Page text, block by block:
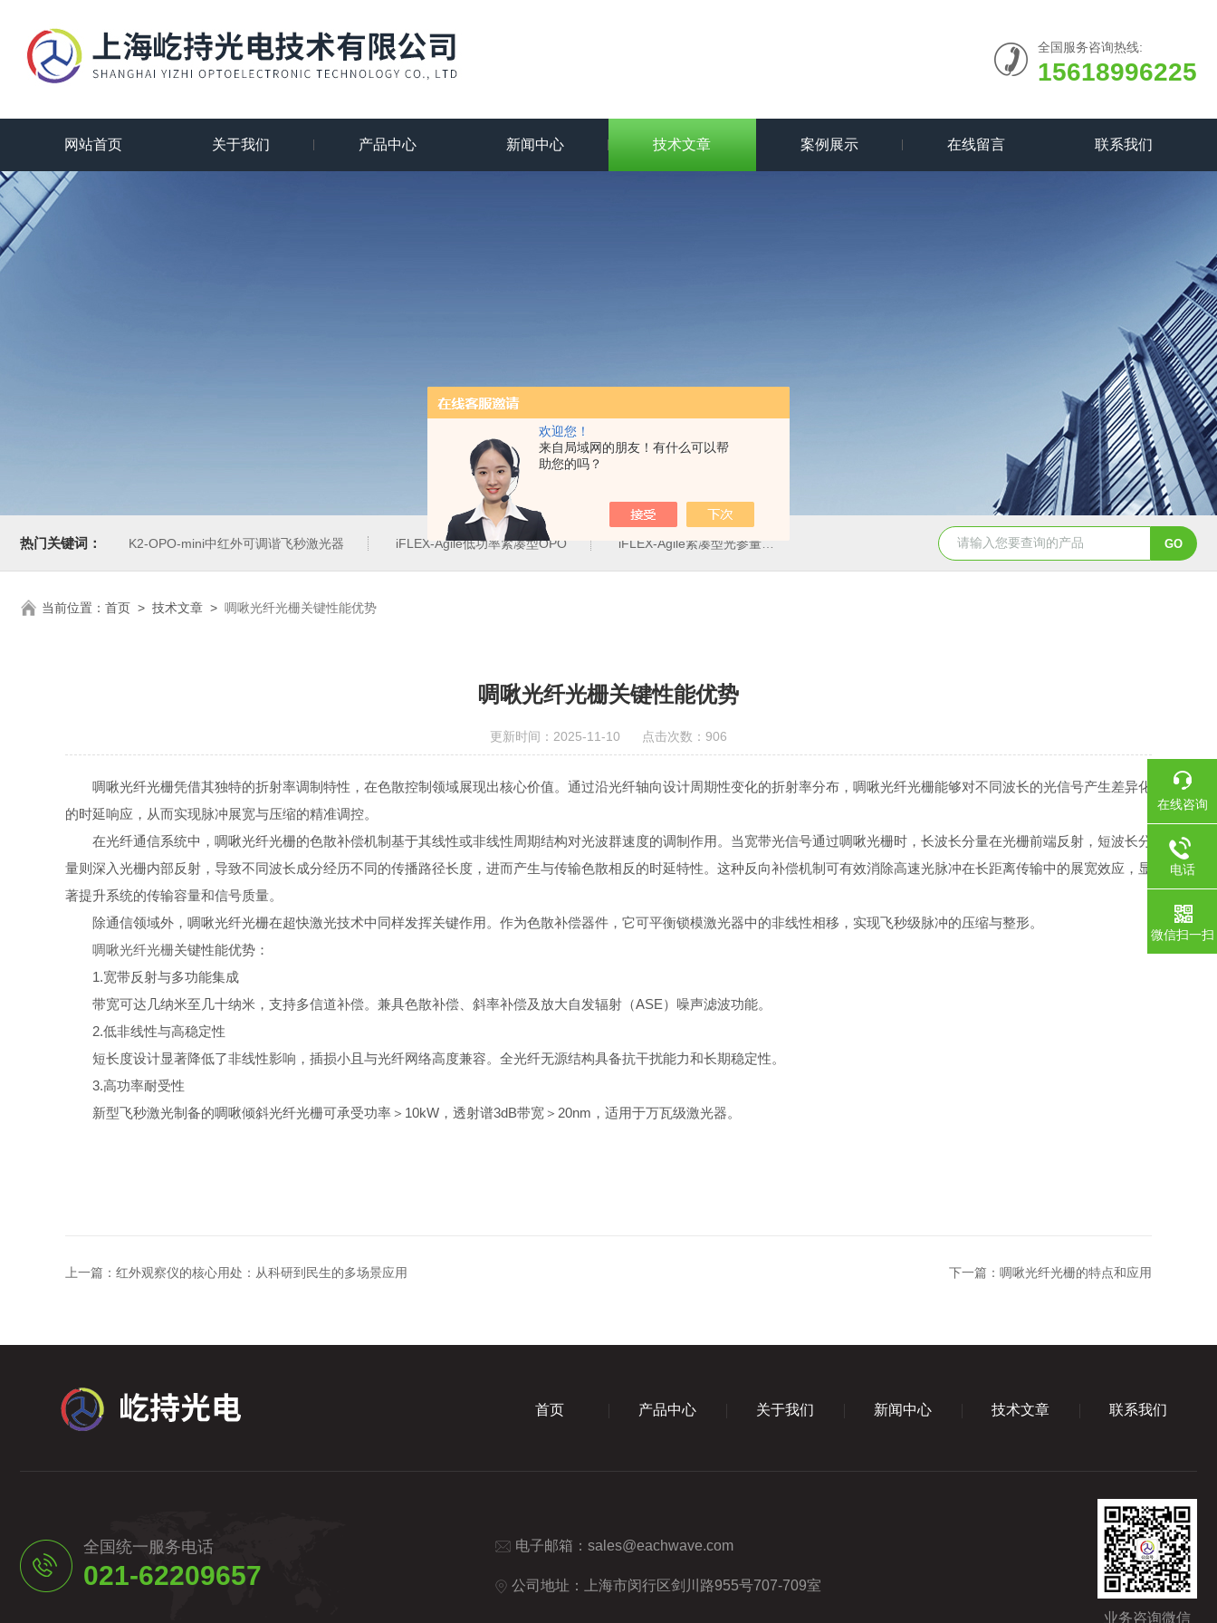
欢迎您！
来自局域网的朋友！有什么可以帮
助您的吗？
全国服务咨询热线:
15618996225
网站首页 关于我们 产品中心 新闻中心 技术文章 案例展示 在线留言 联系我们
热门关键词： K2-OPO-mini中红外可调谐飞秒激光器 iFLEX-Agile低功率紧凑型OPO iFLEX-Agile紧凑型光参量振荡器 EW-λ红外零级波片-固定波长 THz 可调谐精密衰减器
当前位置： 首页 > 技术文章 > 啁啾光纤光栅关键性能优势
啁啾光纤光栅关键性能优势
更新时间：2025-11-10 点击次数：906
啁啾光纤光栅凭借其独特的折射率调制特性，在色散控制领域展现出核心价值。通过沿光纤轴向设计周期性变化的折射率分布，啁啾光纤光栅能够对不同波长的光信号产生差异化
的时延响应，从而实现脉冲展宽与压缩的精准调控。
在光纤通信系统中，啁啾光纤光栅的色散补偿机制基于其线性或非线性周期结构对光波群速度的调制作用。当宽带光信号通过啁啾光栅时，长波长分量在光栅前端反射，短波长分
量则深入光栅内部反射，导致不同波长成分经历不同的传播路径长度，进而产生与传输色散相反的时延特性。这种反向补偿机制可有效消除高速光脉冲在长距离传输中的展宽效应，显
著提升系统的传输容量和信号质量。
除通信领域外，啁啾光纤光栅在超快激光技术中同样发挥关键作用。作为色散补偿器件，它可平衡锁模激光器中的非线性相移，实现飞秒级脉冲的压缩与整形。
啁啾光纤光栅关键性能优势：
1.宽带反射与多功能集成
带宽可达几纳米至几十纳米，支持多信道补偿。兼具色散补偿、斜率补偿及放大自发辐射（ASE）噪声滤波功能。
2.低非线性与高稳定性
短长度设计显著降低了非线性影响，插损小且与光纤网络高度兼容。全光纤无源结构具备抗干扰能力和长期稳定性。
3.高功率耐受性
新型飞秒激光制备的啁啾倾斜光纤光栅可承受功率＞10kW，透射谱3dB带宽＞20nm，适用于万瓦级激光器。
上一篇： 红外观察仪的核心用处：从科研到民生的多场景应用 下一篇： 啁啾光纤光栅的特点和应用
首页 产品中心 关于我们 新闻中心 技术文章 联系我们
全国统一服务电话
021-62209657
电子邮箱： sales@eachwave.com
公司地址：上海市闵行区剑川路955号707-709室
业务咨询微信
在线咨询
电话
微信扫一扫